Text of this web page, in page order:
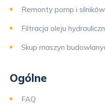
Remonty pomp i
Filtracja oleju
Skup maszyn
Ogólne
FAQ